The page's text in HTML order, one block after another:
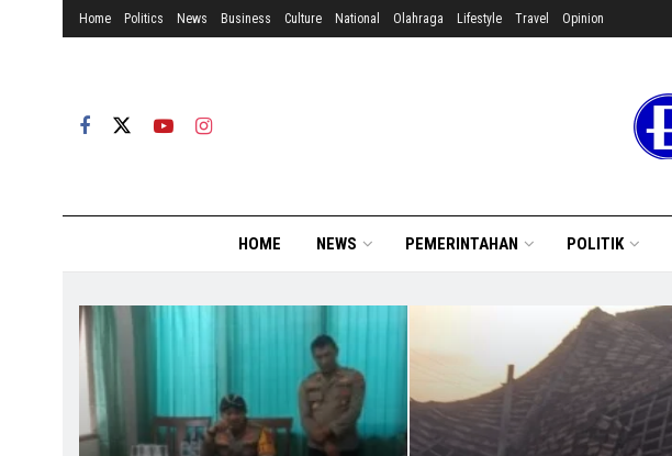
Home Politics News Business Culture National Olahraga Lifestyle Travel Opinion
HOME NEWS PEMERINTAHAN POLITIK